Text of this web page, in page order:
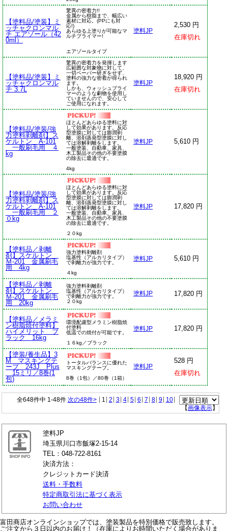
【塗料品/塗装】ミ
ッチャクロンマル
チ エアゾール（42
0ml）
驚異の密着力!!
金属から樹脂まで、幅広い
素材に対応。(PPにも対
応!)
あらゆる上塗りが可能なマ
ルチプライマー!
エアゾールタイプ
塗料JP
2,530 円
在庫切れ
【塗料品/塗装】ミ
ッチャクロンマル
チ 3.7L
驚異の密着力を発揮します
広範囲な対象物に対して、
一切ペーパー研ぎをせず、
塗料の強力な密着が得られ
ます。
しかも、ウォッシュプライ
マーのような劇物を使用し
ていませんので、安心して
ご使用になれます。
塗料JP
18,920 円
在庫切れ
【塗料品/塗装/強
力塗料剥離剤】ス
ケルトン A-101
一般刷毛用 ４
kg
ほとんどあらゆる塗料に対
して効果があります。反応
型塗膜に対しては膨潤剥
離、溶剤蒸発型塗膜に対し
ては溶解剥離をします。
一般塗装、自動車、家具、
木工製品その他の不要塗膜
の除去に最適です。
4kg
塗料JP 5,610 円
【塗料品/塗装/強
力塗料剥離剤】ス
ケルトン A-101
一般刷毛用 ２
０kg
ほとんどあらゆる塗料に対
して効果があります。反応
型塗膜に対しては膨潤剥
離、溶剤蒸発型塗膜に対し
ては溶解剥離をします。
一般塗装、自動車、家具、
木工製品その他の不要塗膜
の除去に最適です。
２０kg
塗料JP 17,820 円
【塗料品／剥離
剤】スケルトン
Ｍ-201 金属刷毛
用 4kg
強力塗料剥離剤
塩基性（アルカリタイプ）
で剥離力が強力です。
４kg
塗料JP 5,610 円
【塗料品／剥離
剤】スケルトン
Ｍ-201 金属刷毛
用 20kg
強力塗料剥離剤
塩基性（アルカリタイプ）
で剥離力が強力です。
２０kg
塗料JP 17,820 円
【塗料品／メラミ
ン樹脂焼付塗料】
ハイメリット ブ
ラック 16kg
環境配慮型メラミン樹脂焼
付塗料
低温での焼付が可能です。
１６kg／ブラック
塗料JP 17,820 円
【塗装/養生品】3
M マスキングテ
ープ 243J Plus
15ミリ／8巻(1
包)
トータルバランスに優れた
マスキングテープ。
8巻（1包）／80巻（1箱）
塗料JP
528 円
在庫切れ
全648件中 1-48件 次の48件> 1 2 3 4 5 6 7 8 9 10
【画像表示】
塗料JP
埼玉県川口市飯塚2-15-14
TEL：048-722-8161
決済方法：
クレジットカード決済
送料・手数料
特定商取引法に基づく表示
お問い合わせ
富田商店オンラインショップでは、塗装製品を特別価格で販売致します。
ご注文から３日以内のお届け！（在庫によりお時間いただく場合がありま